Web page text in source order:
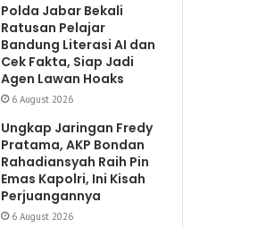
Polda Jabar Bekali
Ratusan Pelajar
Bandung Literasi AI dan
Cek Fakta, Siap Jadi
Agen Lawan Hoaks
6 August 2026
Ungkap Jaringan Fredy
Pratama, AKP Bondan
Rahadiansyah Raih Pin
Emas Kapolri, Ini Kisah
Perjuangannya
6 August 2026